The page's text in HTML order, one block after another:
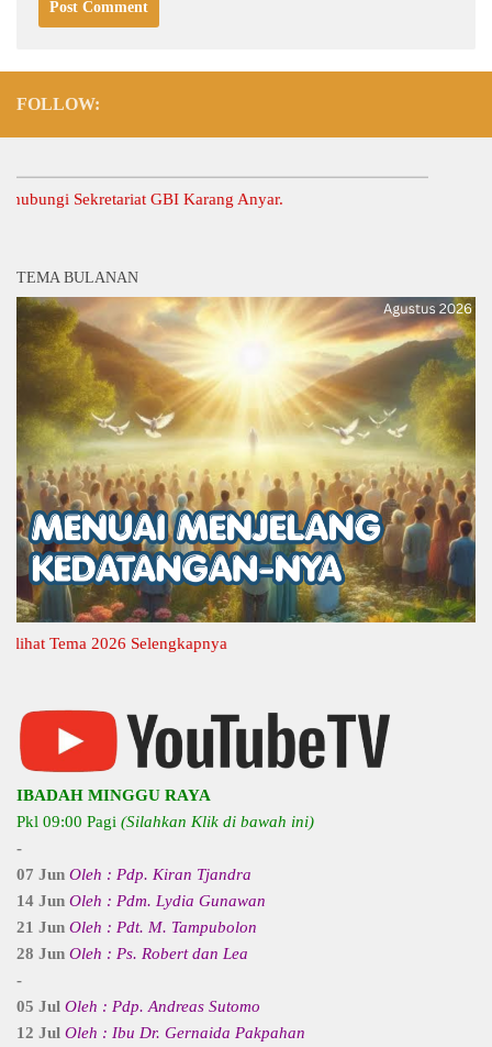
FOLLOW:
Sekretariat GBI Karang Anyar.
TEMA BULANAN
2026 Selengkapnya
IBADAH MINGGU RAYA
Pkl 09:00 Pagi (Silahkan Klik di bawah ini)
-
07 Jun Oleh : Pdp. Kiran Tjandra
14 Jun Oleh : Pdm. Lydia Gunawan
21 Jun Oleh : Pdt. M. Tampubolon
28 Jun Oleh : Ps. Robert dan Lea
-
05 Jul Oleh : Pdp. Andreas Sutomo
12 Jul Oleh : Ibu Dr. Gernaida Pakpahan